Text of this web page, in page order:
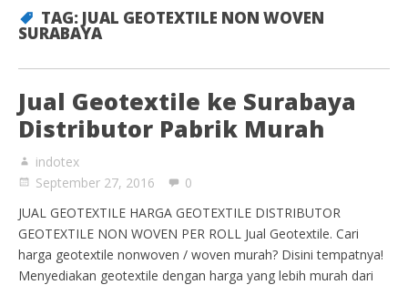
TAG: JUAL GEOTEXTILE NON WOVEN
SURABAYA
Jual Geotextile ke Surabaya
Distributor Pabrik Murah
indotex
September 27, 2016
0
JUAL GEOTEXTILE HARGA GEOTEXTILE DISTRIBUTOR
GEOTEXTILE NON WOVEN PER ROLL Jual Geotextile. Cari
harga geotextile nonwoven / woven murah? Disini tempatnya!
Menyediakan geotextile dengan harga yang lebih murah dari